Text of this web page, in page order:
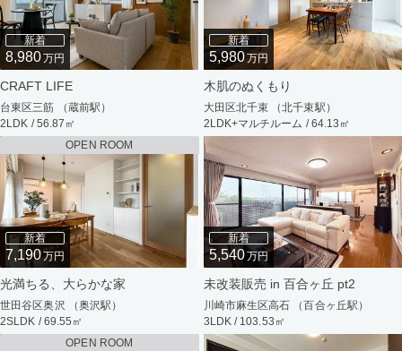
新着
8,980万円
CRAFT LIFE
台東区三筋 （蔵前駅）
2LDK / 56.87㎡
新着
5,980万円
木肌のぬくもり
大田区北千束 （北千束駅）
2LDK+マルチルーム / 64.13㎡
OPEN ROOM
新着
7,190万円
光満ちる、大らかな家
世田谷区奥沢 （奥沢駅）
2SLDK / 69.55㎡
新着
5,540万円
未改装販売 in 百合ヶ丘 pt2
川崎市麻生区高石 （百合ヶ丘駅）
3LDK / 103.53㎡
OPEN ROOM